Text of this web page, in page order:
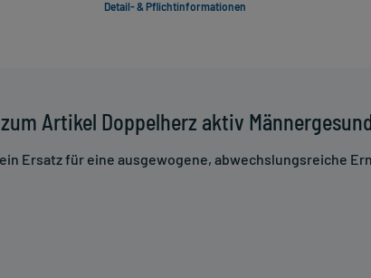
Artikel Doppelherz aktiv
Ersatz für eine ausgewogene, abwechslungsreiche
Detail- & Pflichtinformationen